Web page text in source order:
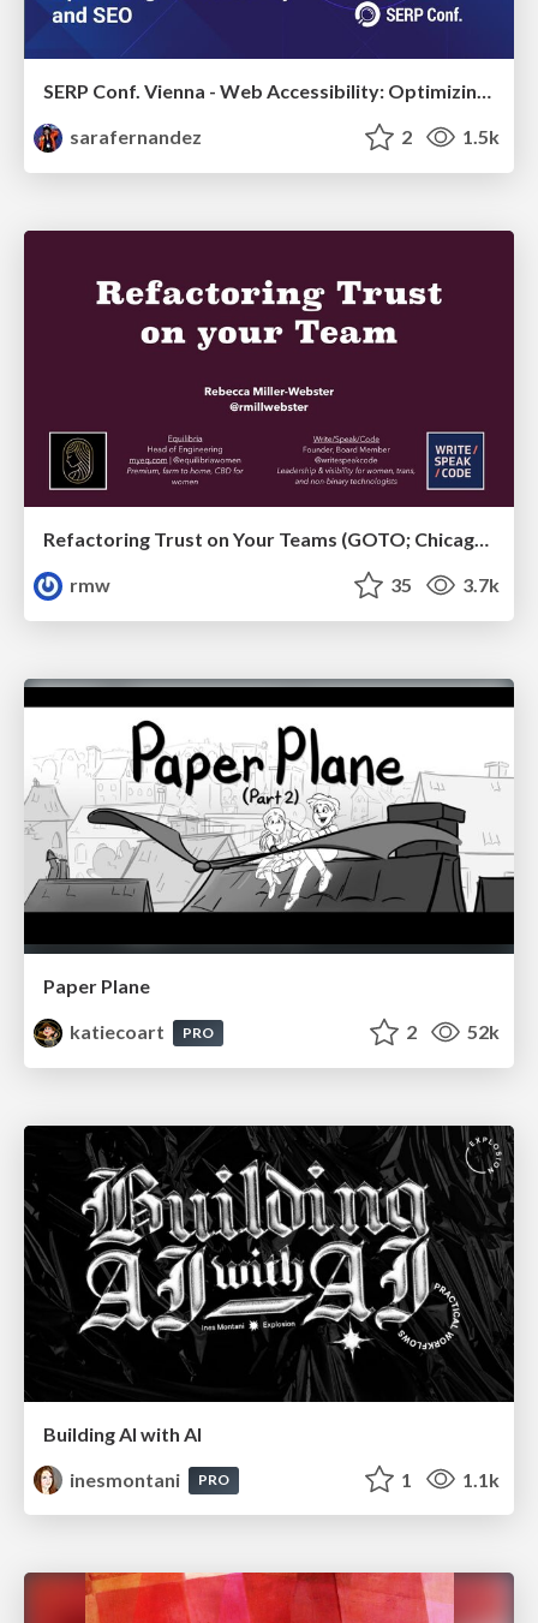
SERP Conf. Vienna - Web Accessibility: Optimizing for Inclusivity and SEO
sarafernandez
2 1.5k
rmw
35 3.7k
Paper Plane
katiecoart
PRO 2 52k
Building AI with AI
inesmontani
PRO 1 1.1k